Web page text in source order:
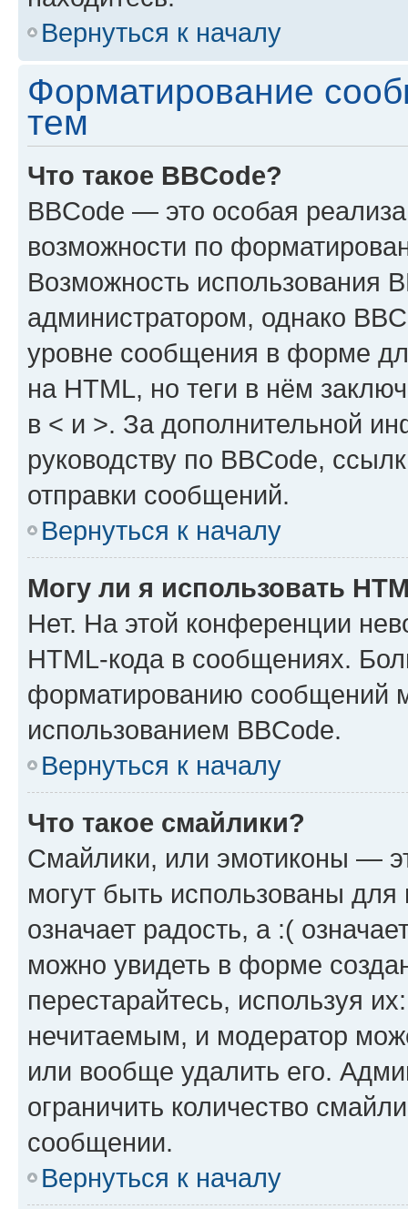
Вернуться к началу
Форматирование
тем
Что такое BBCode?
BBCode — это особая
возможности по
Возможность использования
администратором, однако
уровне сообщения в форме
на HTML, но теги в нём
в < и >. За дополнительной
руководству по BBCode,
отправки сообщений.
Вернуться к началу
Могу ли я использовать
Нет. На этой конференции
HTML-кода в сообщениях.
форматированию сообщений
использованием BBCode.
Вернуться к началу
Что такое смайлики?
Смайлики, или эмотиконы —
могут быть использованы
означает радость, а :(
можно увидеть в форме
перестарайтесь, используя
нечитаемым, и модератор
или вообще удалить его.
ограничить количество
сообщении.
Вернуться к началу